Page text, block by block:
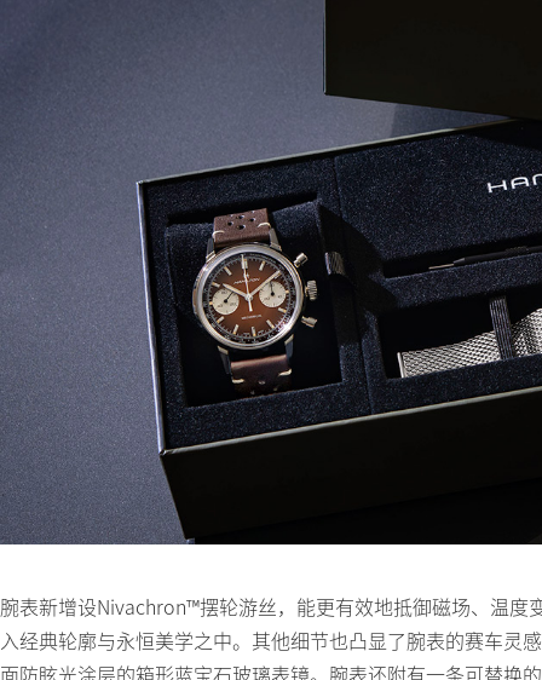
腕表新增设Nivachron™摆轮游丝，能更有效地抵御磁场、温
入经典轮廓与永恒美学之中。其他细节也凸显了腕表的赛车灵
面防眩光涂层的箱形蓝宝石玻璃表镜。腕表还附有一条可替换